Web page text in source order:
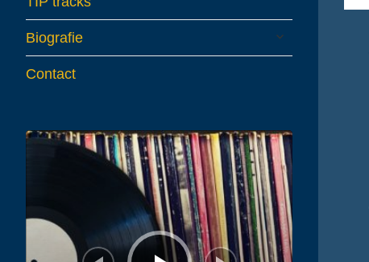
Biografie
child
menu
Contact
Audiospeler